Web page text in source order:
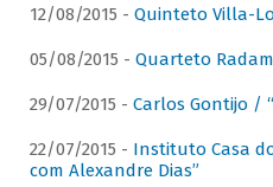
12/08/2015 - Quinteto Villa-
05/08/2015 - Quarteto
29/07/2015 - Carlos Gontijo /
22/07/2015 - Instituto Casa
com Alexandre Dias”